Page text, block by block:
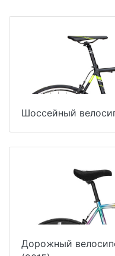
Шоссейный
Дорожный